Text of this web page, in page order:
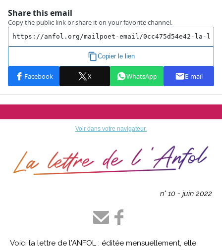
Voir dans votre navigateur.
n° 10 - juin 2022
Voici la lettre de l'ANFOL : éditée mensuellement, elle